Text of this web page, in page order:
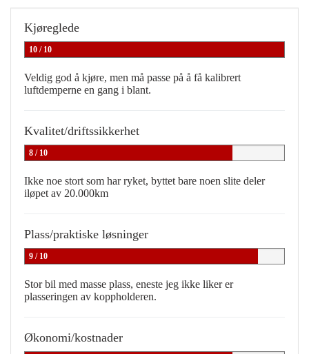
Kjøreglede
10 / 10
Veldig god å kjøre, men må passe på å få kalibrert
luftdemperne en gang i blant.
Kvalitet/driftssikkerhet
8 / 10
Ikke noe stort som har ryket, byttet bare noen slite deler
iløpet av 20.000km
Plass/praktiske løsninger
9 / 10
Stor bil med masse plass, eneste jeg ikke liker er
plasseringen av koppholderen.
Økonomi/kostnader